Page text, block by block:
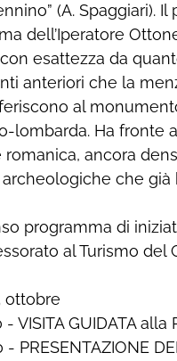
(A. Spaggiari).
dell’Iperatore
esattezza da
anteriori che la
al
lombarda. Ha fronte
romanica, ancora
che
programma di
al Turismo del
ottobre
- VISITA GUIDATA
- PRESENTAZIONE